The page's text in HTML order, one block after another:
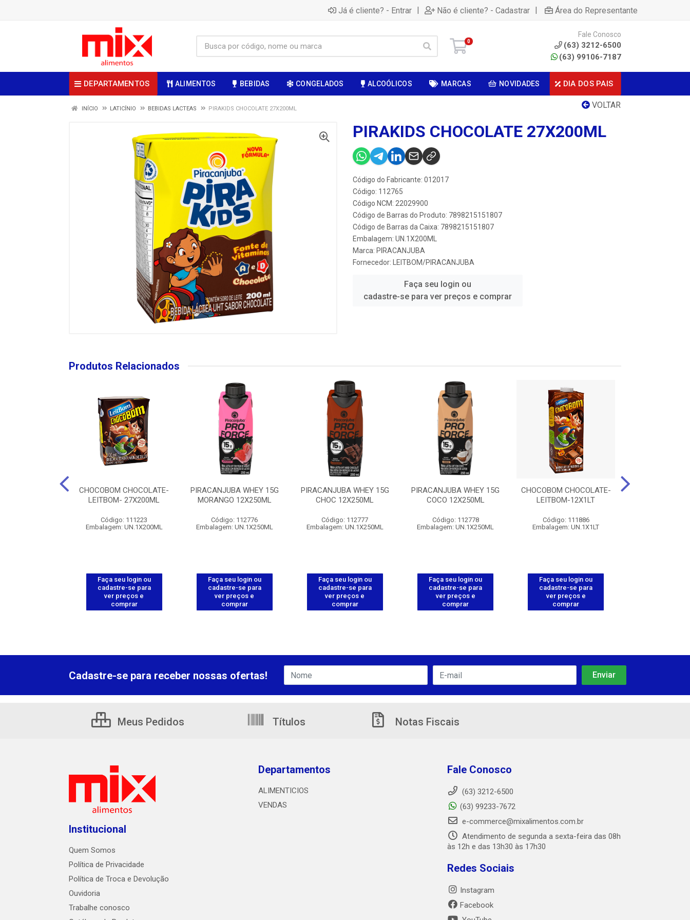
Já é cliente? - Entrar | Não é cliente? - Cadastrar | Área do Representante
0
Fale Conosco
(63) 3212-6500
(63) 99106-7187
DEPARTAMENTOS ALIMENTOS BEBIDAS CONGELADOS ALCOÓLICOS MARCAS NOVIDADES DIA DOS PAIS
VOLTAR
INÍCIO LATICÍNIO BEBIDAS LACTEAS PIRAKIDS CHOCOLATE 27X200ML
PIRAKIDS CHOCOLATE 27X200ML
Código do Fabricante: 012017
Código: 112765
Código NCM: 22029900
Código de Barras do Produto: 7898215151807
Código de Barras da Caixa: 7898215151807
Embalagem: UN.1X200ML
Marca: PIRACANJUBA
Fornecedor:
LEITBOM/PIRACANJUBA
Faça seu login ou
cadastre-se para ver preços e comprar
Produtos Relacionados
CHOCOBOM CHOCOLATE-
LEITBOM- 27X200ML
Código: 111223
Embalagem: UN.1X200ML
Faça seu login ou
cadastre-se para
ver preços e
comprar
PIRACANJUBA WHEY 15G
MORANGO 12X250ML
Código: 112776
Embalagem: UN.1X250ML
Faça seu login ou
cadastre-se para
ver preços e
comprar
PIRACANJUBA WHEY 15G
CHOC 12X250ML
Código: 112777
Embalagem: UN.1X250ML
Faça seu login ou
cadastre-se para
ver preços e
comprar
PIRACANJUBA WHEY 15G
COCO 12X250ML
Código: 112778
Embalagem: UN.1X250ML
Faça seu login ou
cadastre-se para
ver preços e
comprar
CHOCOBOM CHOCOLATE-
LEITBOM-12X1LT
Código: 111886
Embalagem: UN.1X1LT
Faça seu login ou
cadastre-se para
ver preços e
comprar
Cadastre-se para receber nossas ofertas!
Meus Pedidos Títulos Notas Fiscais
Institucional
Quem Somos
Política de Privacidade
Política de Troca e Devolução
Ouvidoria
Trabalhe conosco
Departamentos
ALIMENTICIOS
VENDAS
Fale Conosco
(63) 3212-6500
(63) 99233-7672
e-commerce@mixalimentos.com.br
Atendimento de segunda a sexta-feira das 08h
às 12h e das 13h30 às 17h30
Redes Sociais
Instagram
Facebook